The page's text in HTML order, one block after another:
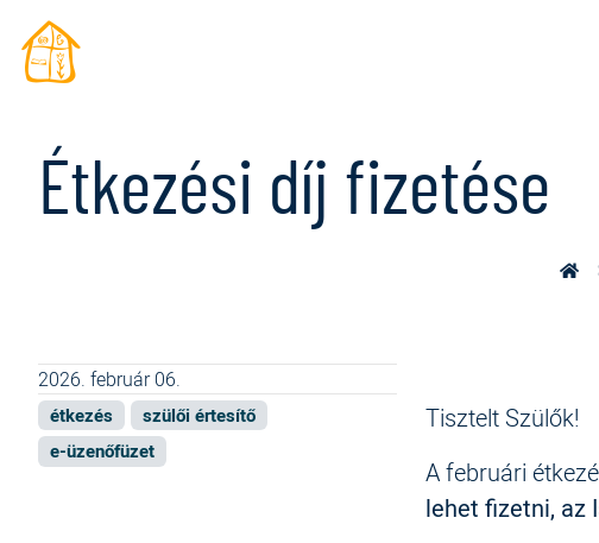
Ugrás a tartalomra
Étkezési díj fizetése
Tisztelt Szülők!
A februári
lehet fizetni, az
2026. február 06.
étkezés
szülői értesítő
e-üzenőfüzet